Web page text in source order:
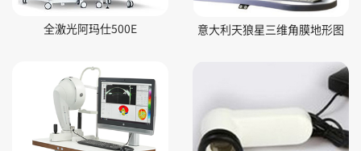
全激光阿玛仕500E 意大利天狼星三维角膜地形图